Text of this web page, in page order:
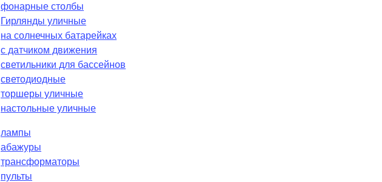
фонарные столбы
Гирлянды уличные
на солнечных батарейках
с датчиком движения
светильники для бассейнов
светодиодные
торшеры уличные
настольные уличные
лампы
абажуры
трансформаторы
пульты